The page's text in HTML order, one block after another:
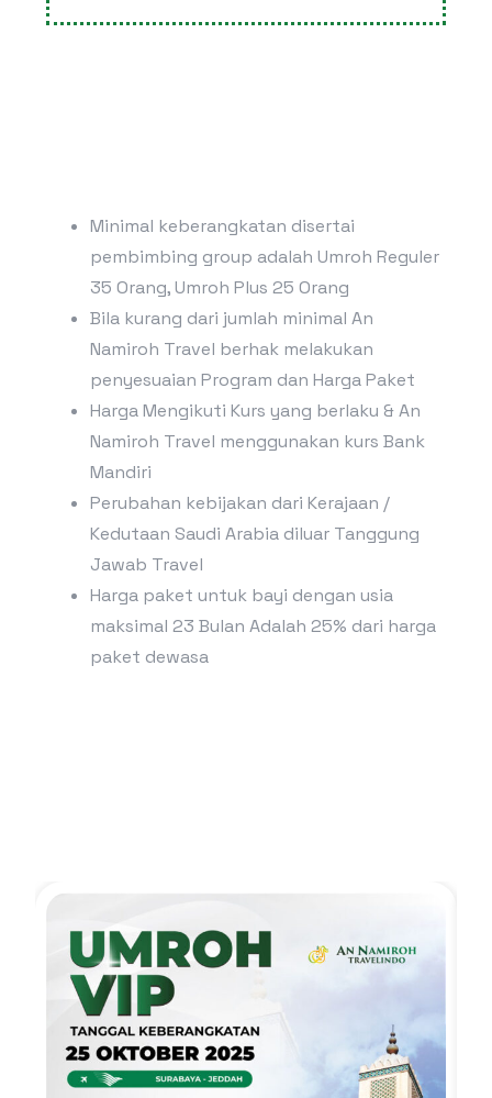
Minimal keberangkatan disertai
pembimbing group adalah Umroh Reguler
35 Orang, Umroh Plus 25 Orang
Bila kurang dari jumlah minimal An
Namiroh Travel berhak melakukan
penyesuaian Program dan Harga Paket
Harga Mengikuti Kurs yang berlaku & An
Namiroh Travel menggunakan kurs Bank
Mandiri
Perubahan kebijakan dari Kerajaan /
Kedutaan Saudi Arabia diluar Tanggung
Jawab Travel
Harga paket untuk bayi dengan usia
maksimal 23 Bulan Adalah 25% dari harga
paket dewasa